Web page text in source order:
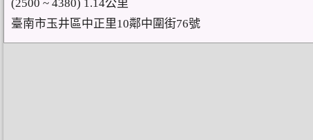
(2500 ~ 4380) 1.14公里
臺南市玉井區中正里10鄰中圍街76號